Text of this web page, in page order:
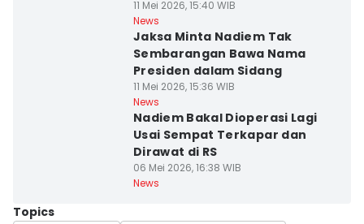
11 Mei 2026, 15:40 WIB
News
Jaksa Minta Nadiem Tak
Sembarangan Bawa Nama
Presiden dalam Sidang
11 Mei 2026, 15:36 WIB
News
Nadiem Bakal Dioperasi Lagi
Usai Sempat Terkapar dan
Dirawat di RS
06 Mei 2026, 16:38 WIB
News
Topics